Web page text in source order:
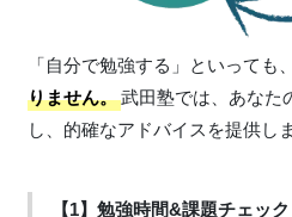
「自分で勉強する」といっても、
りません。武田塾では、あなた
し、的確なアドバイスを提供しま
【1】勉強時間&課題チェック